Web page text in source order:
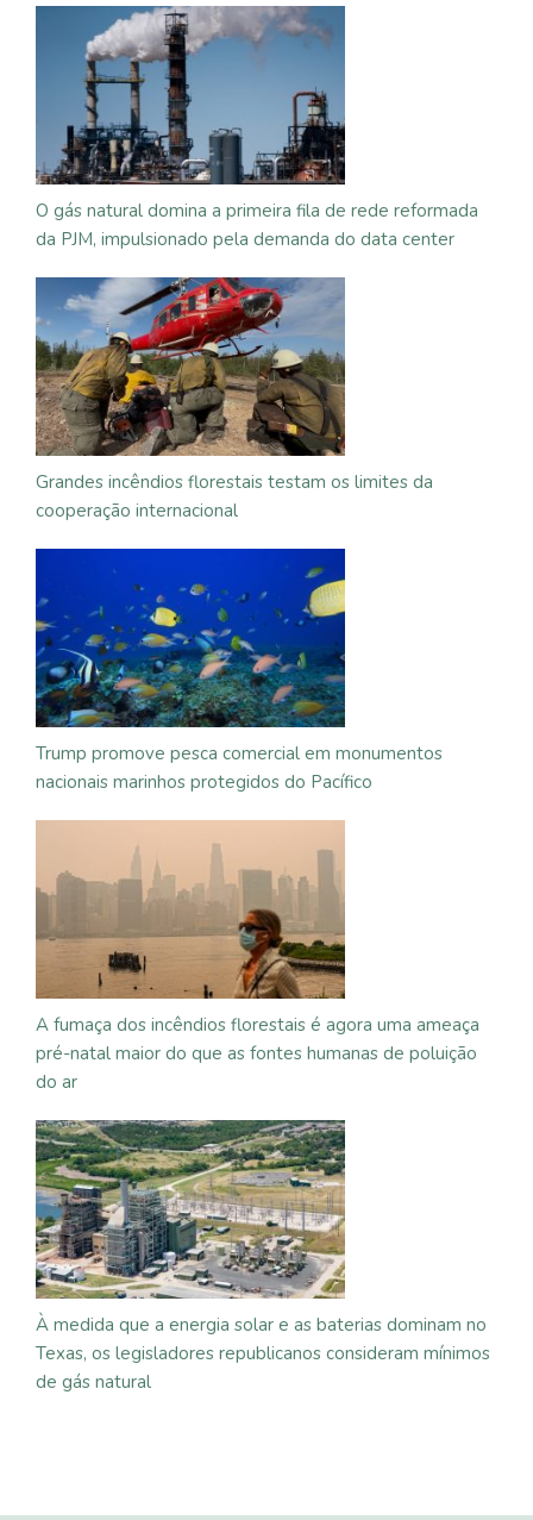
O gás natural domina a primeira fila de rede reformada
da PJM, impulsionado pela demanda do data center
Grandes incêndios florestais testam os limites da
cooperação internacional
Trump promove pesca comercial em monumentos
nacionais marinhos protegidos do Pacífico
A fumaça dos incêndios florestais é agora uma ameaça
pré-natal maior do que as fontes humanas de poluição
do ar
À medida que a energia solar e as baterias dominam no
Texas, os legisladores republicanos consideram mínimos
de gás natural